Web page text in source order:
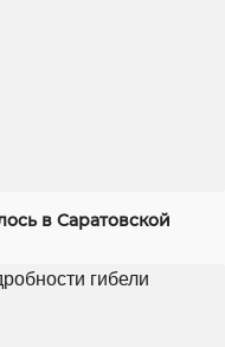
в Саратовской